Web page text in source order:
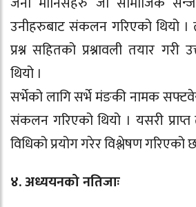
उनीहरुबाट संकलन गरिएको थियो ।
प्रश्न सहितको प्रश्नावली तयार
थियो ।
सर्भेको लागि सर्भे मंङकी नामक
संकलन गरिएको थियो । यसरी
विधिको प्रयोग गरेर विश्लेषण गरिएको
४. अध्ययनको नतिजाः